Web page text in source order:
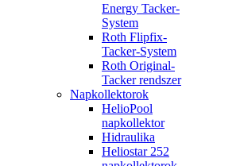
Energy Tacker-
System
Roth Flipfix-
Tacker-System
Roth Original-
Tacker rendszer
Napkollektorok
HelioPool
napkollektor
Hidraulika
Heliostar 252